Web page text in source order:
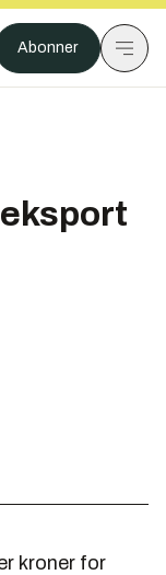
Abonner
kroner for